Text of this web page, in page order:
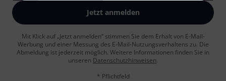
Jetzt anmelden
Mit Klick auf „Jetzt anmelden“ stimmen Sie dem Erhalt von E-Mail-
Werbung und einer Messung des E-Mail-Nutzungsverhaltens zu. Die
Abmeldung ist jederzeit möglich. Weitere Informationen finden Sie in
unseren Datenschutzhinweisen.
* Pflichtfeld